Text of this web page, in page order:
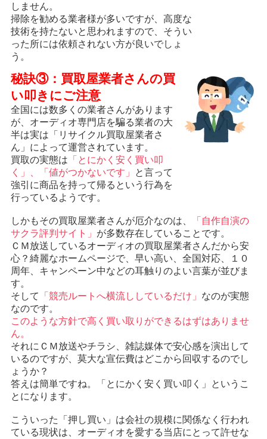
しません。
掃除を勧める業者様が多いですが、高度な
技術を持たないと思われますので、そうい
った所には依頼されない方が良いでしょ
う。
秘訣③：買取屋業者さんの買
い叩きにご注意
全国には数多くの業者さんがあります
が、オーディオ専門店を騙る業者の大
半は実は「リサイクル買取屋業者さ
ん」によって運営されています。
買取の実態は 「とにかく安く買い叩
く」、「値がつかないです」
と言って
強引に商品を持って帰るという行為を
行っているようです。
しかもその買取屋業者さんが厄介なのは、
「自作自演の
サクラ評判サイト」 が多数存在していることです。
ＣＭ放送しているオーディオの買取屋業者さんだから安
心？綺麗なホームページで、早い高い、全国対応、１０
周年、キャンペーン中などの耳触りのよい言葉が並びま
す。
そして
「競売ルートへ横流ししているだけ」 なのが実態
なのです。
このような方針で高く買い取りができるはずはありませ
ん。
それにＣＭ放送やチラシ、雑誌媒体で安心感を演出して
いるのですが、莫大な宣伝費はどこから回収するのでし
ょうか？
答えは簡単ですね。「とにかく安く買い叩く」というこ
とになります。
こういった「押し買い」は会社の規模に関係なく行われ
ている現状は、オーディオを愛する当店にとって許せな